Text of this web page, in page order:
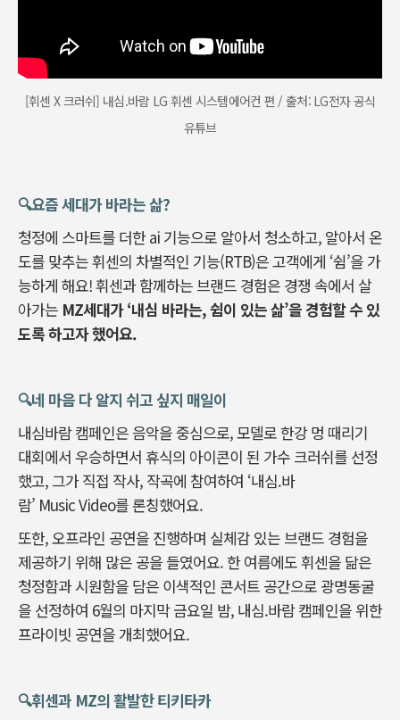
[휘센 X 크러쉬] 내심.바람 LG 휘센 시스템에어컨 편 / 출처: LG전자 공식
유튜브
🔍️요즘 세대가 바라는 삶?
청정에 스마트를 더한 ai 기능으로 알아서 청소하고, 알아서 온
도를 맞추는 휘센의 차별적인 기능(RTB)은 고객에게 ‘쉼’을 가
능하게 해요! 휘센과 함께하는 브랜드 경험은 경쟁 속에서 살
아가는 MZ세대가 ‘내심 바라는, 쉼이 있는 삶’을 경험할 수 있
도록 하고자 했어요.
🔍️네 마음 다 알지 쉬고 싶지 매일이
내심바람 캠페인은 음악을 중심으로, 모델로 한강 멍 때리기
대회에서 우승하면서 휴식의 아이콘이 된 가수 크러쉬를 선정
했고, 그가 직접 작사, 작곡에 참여하여 ‘내심.바
람’ Music Video를 론칭했어요.
또한, 오프라인 공연을 진행하며 실체감 있는 브랜드 경험을
제공하기 위해 많은 공을 들였어요. 한 여름에도 휘센을 닮은
청정함과 시원함을 담은 이색적인 콘서트 공간으로 광명동굴
을 선정하여 6월의 마지막 금요일 밤, 내심.바람 캠페인을 위한
프라이빗 공연을 개최했어요.
🔍️휘센과 MZ의 활발한 티키타카